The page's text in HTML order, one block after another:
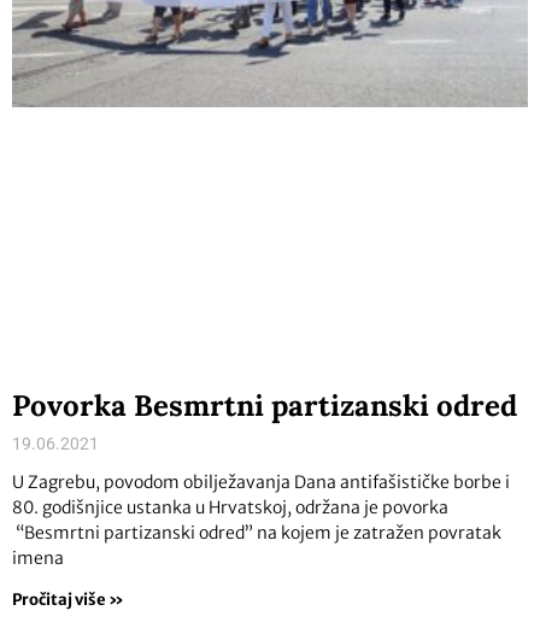
Povorka Besmrtni partizanski odred
19.06.2021
U Zagrebu, povodom obilježavanja Dana antifašističke borbe i
80. godišnjice ustanka u Hrvatskoj, održana je povorka
“Besmrtni partizanski odred” na kojem je zatražen povratak
imena
Pročitaj više »